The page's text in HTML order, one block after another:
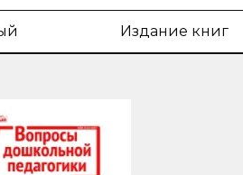
Издание книг